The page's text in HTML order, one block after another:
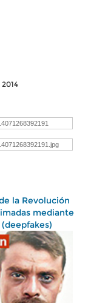
la Revolución
mediante